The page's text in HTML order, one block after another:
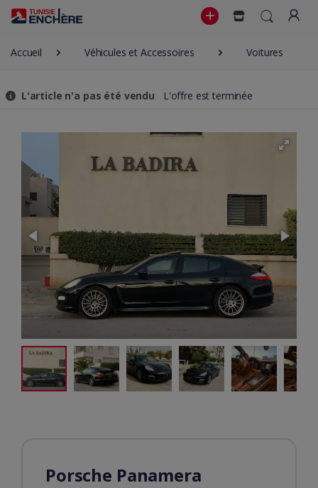
Accueil Véhicules et Accessoires Voitures
L'article n'a pas été vendu L'offre est terminée
Porsche Panamera